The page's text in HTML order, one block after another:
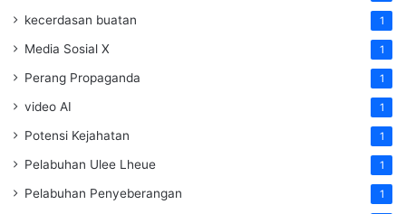
kecerdasan buatan 1
Media Sosial X 1
Perang Propaganda 1
video AI 1
Potensi Kejahatan 1
Pelabuhan Ulee Lheue 1
Pelabuhan Penyeberangan 1